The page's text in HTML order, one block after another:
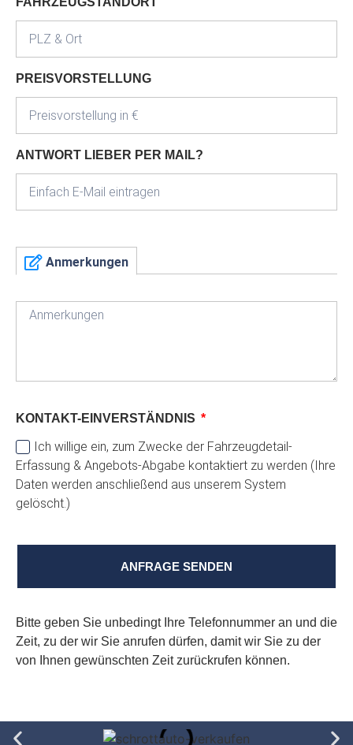
PREISVORSTELLUNG
ANTWORT LIEBER PER MAIL?
Anmerkungen
KONTAKT-EINVERSTÄNDNIS
Ich willige ein, zum Zwecke der Fahrzeugdetail-
Erfassung & Angebots-Abgabe kontaktiert zu werden (Ihre
Daten werden anschließend aus unserem System
gelöscht.)
ANFRAGE SENDEN
Bitte geben Sie unbedingt Ihre Telefonnummer an und die
Zeit, zu der wir Sie anrufen dürfen, damit wir Sie zu der
von Ihnen gewünschten Zeit zurückrufen können.